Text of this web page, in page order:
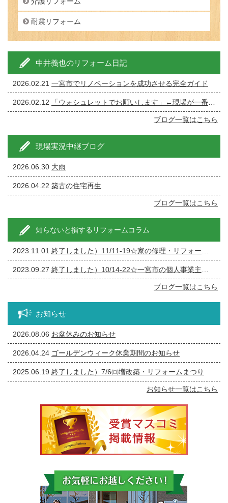
耐震リフォーム
中井義也のリフォーム日記
2026.02.21 一宮市でリノベーションを成功させる完全ガイド
2026.02.12 「ウォシュレットでお願いします」←現場が一番ざわつく一言です。
ブログ一覧はこちら
現場実況中継ブログ
2026.06.30 大雨
2026.04.22 築古の住宅再生
ブログ一覧はこちら
知らないと損するリフォームコラム
2023.11.01 終了しました）11/11-19☆家の修理・リフォーム・リノベーション相談会
2023.09.27 終了しました）10/14-22☆一宮市の個人事業主の方必見！事務所の修繕・リフォーム相談会
ブログ一覧はこちら
お知らせ
2026.08.06 お盆休みのお知らせ
2026.04.24 ゴールデンウィーク休業期間のお知らせ
2025.06.19 終了しました）7/6㈰増改築・リフォームまつり
お知らせ一覧はこちら